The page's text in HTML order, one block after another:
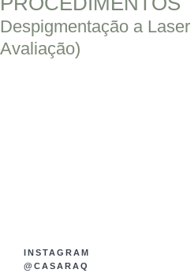
Despigmentação a
Avaliação)
INSTAGRAM
@CASARAQ